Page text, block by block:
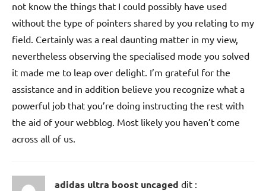
not know the things that I could possibly have used
without the type of pointers shared by you relating to my
field. Certainly was a real daunting matter in my view,
nevertheless observing the specialised mode you solved
it made me to leap over delight. I’m grateful for the
assistance and in addition believe you recognize what a
powerful job that you’re doing instructing the rest with
the aid of your webblog. Most likely you haven’t come
across all of us.
adidas ultra boost uncaged dit :